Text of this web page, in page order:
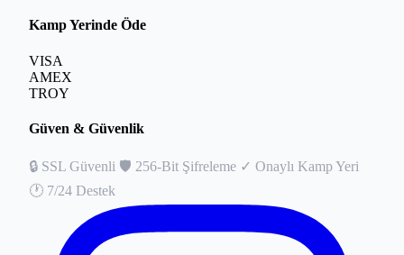
Kamp Yerinde Öde
VISA
AMEX
TROY
Güven & Güvenlik
🔒 SSL Güvenli 🛡️ 256-Bit Şifreleme ✓ Onaylı Kamp Yeri
🕐 7/24 Destek